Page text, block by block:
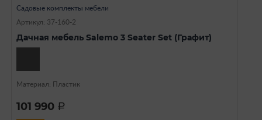
Садовые комплекты мебели
Артикул: 37-160-2
Дачная мебель Salemo 3 Seater Set (Графит)
Материал: Пластик
101 990 a